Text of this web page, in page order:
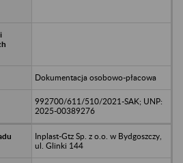
Dokumentacja osobowo-płacowa
992700/611/510/2021-SAK; UNP:
2025-00389276
Inplast-Gtz Sp. z o.o. w Bydgoszczy,
ul. Glinki 144